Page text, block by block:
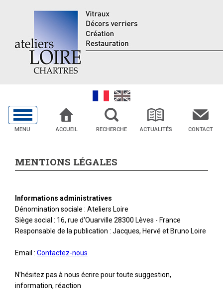
MENU ACCUEIL RECHERCHE ACTUALITÉS CONTACT
MENTIONS LÉGALES
Informations administratives
Dénomination sociale : Ateliers Loire
Siège social : 16, rue d'Ouarville 28300 Lèves - France
Responsable de la publication : Jacques, Hervé et Bruno Loire
Email : Contactez-nous
N’hésitez pas à nous écrire pour toute suggestion,
information, réaction